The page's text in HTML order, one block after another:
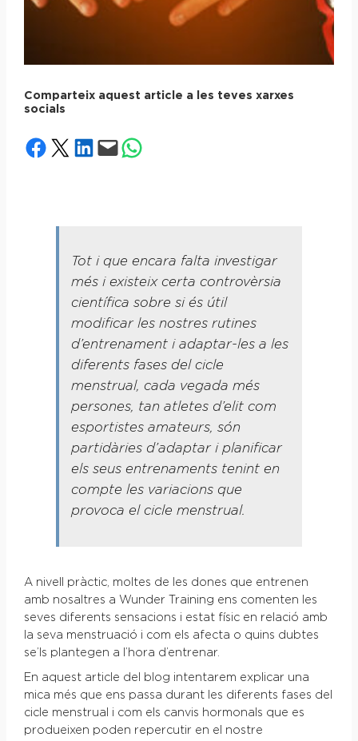
Comparteix aquest article a les teves xarxes
socials
Share on Facebook
Share on X Share on LinkedIn
Email this PageShare on WhatsApp
Tot i que encara falta investigar
més i existeix certa controvèrsia
científica sobre si és útil
modificar les nostres rutines
d’entrenament i adaptar-les a les
diferents fases del cicle
menstrual, cada vegada més
persones, tan atletes d’elit com
esportistes amateurs, són
partidàries d’adaptar i planificar
els seus entrenaments tenint en
compte les variacions que
provoca el cicle menstrual.
A nivell pràctic, moltes de les dones que entrenen
amb nosaltres a Wunder Training ens comenten les
seves diferents sensacions i estat físic en relació amb
la seva menstruació i com els afecta o quins dubtes
se’ls plantegen a l’hora d’entrenar.
En aquest article del blog intentarem explicar una
mica més que ens passa durant les diferents fases del
cicle menstrual i com els canvis hormonals que es
produeixen poden repercutir en el nostre